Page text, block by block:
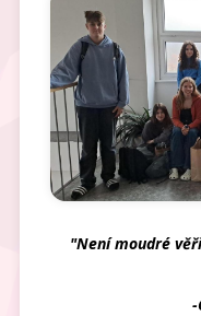
"Není moudré
-